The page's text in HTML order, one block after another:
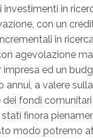
investimenti in
con un
in
agevolazione
impresa ed un
annui, a valere
fondi
finora
modo potremo